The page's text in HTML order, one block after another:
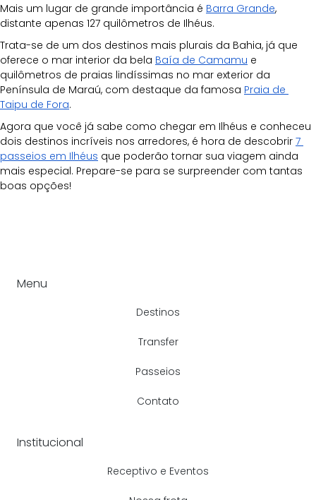
Mais um lugar de grande importância é Barra Grande,
distante apenas 127 quilômetros de Ilhéus.
Trata-se de um dos destinos mais plurais da Bahia, já que
oferece o mar interior da bela Baía de Camamu e
quilômetros de praias lindíssimas no mar exterior da
Península de Maraú, com destaque da famosa Praia de
Taipu de Fora.
Agora que você já sabe como chegar em Ilhéus e conheceu
dois destinos incríveis nos arredores, é hora de descobrir 7
passeios em Ilhéus que poderão tornar sua viagem ainda
mais especial. Prepare-se para se surpreender com tantas
boas opções!
Institucional
Receptivo e Eventos
Menu
Destinos
Transfer
Passeios
Contato